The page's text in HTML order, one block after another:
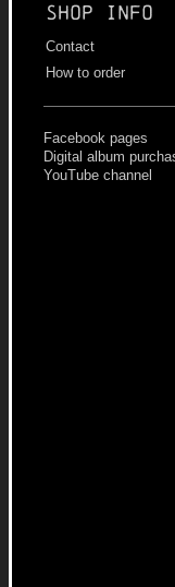
Shop info
Contact
How to order
Facebook pages
Digital album
YouTube channel